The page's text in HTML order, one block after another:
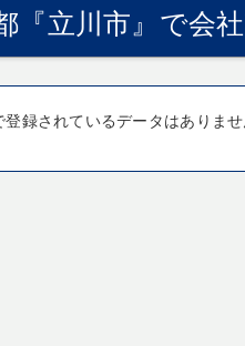
『立川市』で会
録されているデータはありませ